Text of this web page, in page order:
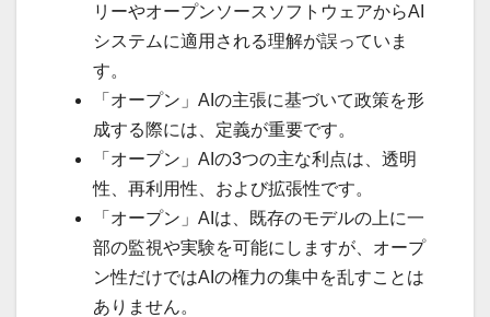
リーやオープンソースソフトウェアからAI
システムに適用される理解が誤っていま
す。
「オープン」AIの主張に基づいて政策を形
成する際には、定義が重要です。
「オープン」AIの3つの主な利点は、透明
性、再利用性、および拡張性です。
「オープン」AIは、既存のモデルの上に一
部の監視や実験を可能にしますが、オープ
ン性だけではAIの権力の集中を乱すことは
ありません。